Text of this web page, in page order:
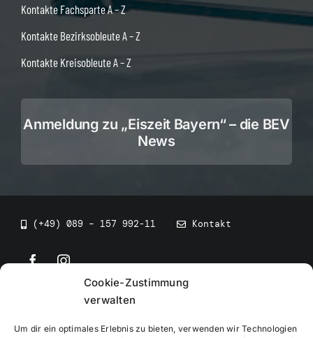
Cookie-Zustimmung
verwalten
Um dir ein optimales Erlebnis zu bieten, verwenden wir Technologien
Kontakte Fachsparte A – Z
Kontakte Bezirksobleute A – Z
Kontakte Kreisobleute A – Z
Anmeldung zu „Eiszeit Bayern“ – die BEV
News
(+49) 089 – 157 992-11 Kontakt
• BEV Bayerischer Eissportverband